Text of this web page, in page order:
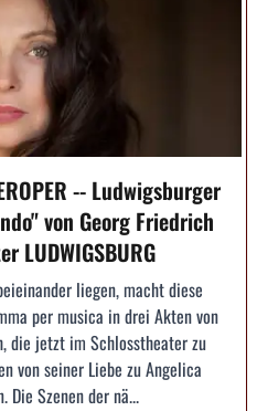
-- Ludwigsburger
von Georg Friedrich
LUDWIGSBURG
liegen, macht diese
per musica in drei Akten von
die jetzt im Schlosstheater zu
von seiner Liebe zu Angelica
Die Szenen der nä...